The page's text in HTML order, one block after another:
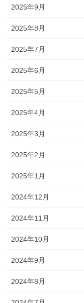
2025年9月
2025年8月
2025年7月
2025年6月
2025年5月
2025年4月
2025年3月
2025年2月
2025年1月
2024年12月
2024年11月
2024年10月
2024年9月
2024年8月